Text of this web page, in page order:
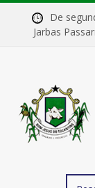
De
Jarbas